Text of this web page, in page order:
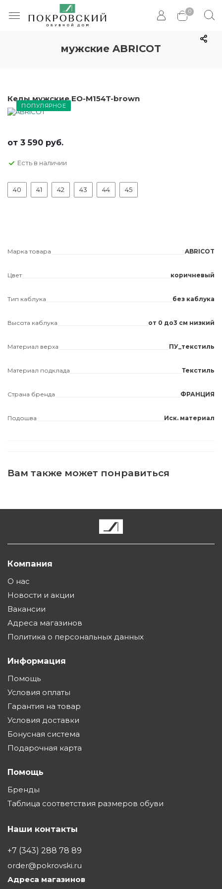
0
мужские ABRICOT
ПОПУЛЯРНОЕ
Кеды мужские EO-M154T-brown
от 3 590 руб.
Есть в наличии
40 41 42 43 44 45
Марка товара ABRICOT
Цвет коричневый
Тип каблука без каблука
Высота каблука от 0 до3 см низкий
Материал верха ПУ_текстиль
Материал подклада Текстиль
Страна бренда ФРАНЦИЯ
Подошва Иск. материал
Вам также может понравиться
Компания
О нас
Новости и акции
Вакансии
Адреса магазинов
Политика о персональных данных
Информация
Помощь
Условия оплаты
Гарантия на товар
Условия доставки
Бонусная система
Подарочная карта
Помощь
Бренды
Таблица соответствия размеров обуви
Наши контакты
+7 (343) 288 78 89
order@pokrovski.ru
Адреса магазинов